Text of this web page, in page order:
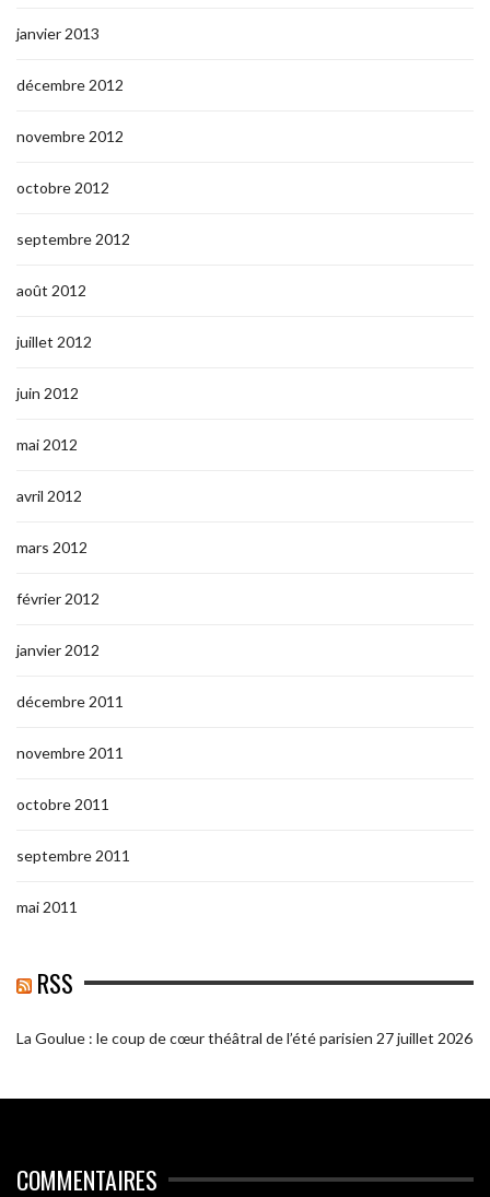
janvier 2013
décembre 2012
novembre 2012
octobre 2012
septembre 2012
août 2012
juillet 2012
juin 2012
mai 2012
avril 2012
mars 2012
février 2012
janvier 2012
décembre 2011
novembre 2011
octobre 2011
septembre 2011
mai 2011
RSS
La Goulue : le coup de cœur théâtral de l’été parisien 27 juillet 2026
COMMENTAIRES